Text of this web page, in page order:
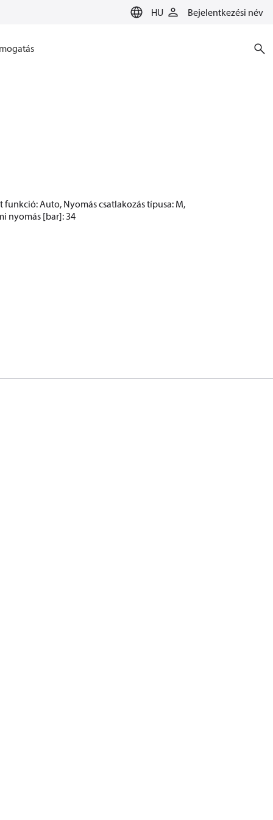
HU Bejelentkezési név
funkció: Auto, Nyomás csatlakozás típusa: M,
nyomás [bar]: 34